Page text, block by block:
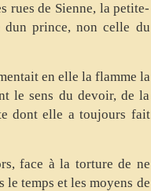
rues de Sienne, la petite-
prince, non celle du
en elle la flamme la
le sens du devoir, de la
dont elle a toujours fait
face à la torture de ne
le temps et les moyens de